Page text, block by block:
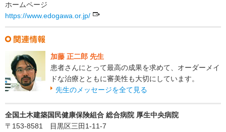
ホームページ
https://www.edogawa.or.jp/
加藤 正二郎 先生
患者さんにとって最高の成果を求めて、オーダーメイ
ドな治療とともに審美性も大切にしています。
先生のメッセージを全て見る
全国土木建築国民健康保険組合 総合病院 厚生中央病院
〒153-8581 目黒区三田1-11-7